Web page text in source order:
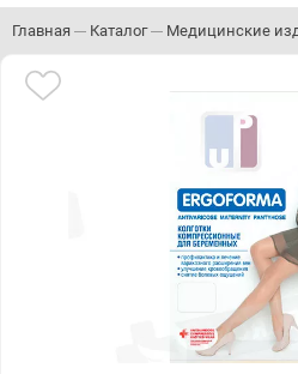
Главная Каталог Медицинские